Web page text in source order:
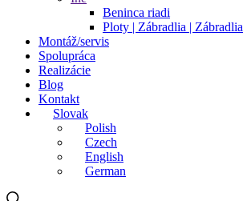
Beninca riadi
Ploty | Zábradlia | Zábradlia
Montáž/servis
Spolupráca
Realizácie
Blog
Kontakt
Slovak
Polish
Czech
English
German